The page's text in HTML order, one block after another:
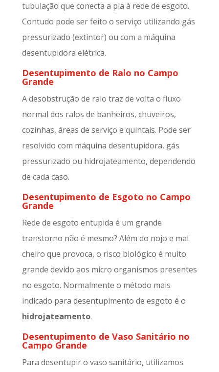
tubulação que conecta a pia à rede de esgoto.
Contudo pode ser feito o serviço utilizando gás
pressurizado (extintor) ou com a máquina
desentupidora elétrica.
Desentupimento de Ralo no Campo
Grande
A desobstrução de ralo traz de volta o fluxo
normal dos ralos de banheiros, chuveiros,
cozinhas, áreas de serviço e quintais. Pode ser
resolvido com máquina desentupidora, gás
pressurizado ou hidrojateamento, dependendo
de cada caso.
Desentupimento de Esgoto no Campo
Grande
Rede de esgoto entupida é um grande
transtorno não é mesmo? Além do nojo e mal
cheiro que provoca, o risco biológico é muito
grande devido aos micro organismos presentes
no esgoto. Normalmente o método mais
indicado para desentupimento de esgoto é o
hidrojateamento.
Desentupimento de Vaso Sanitário no
Campo Grande
Para desentupir o vaso sanitário, utilizamos